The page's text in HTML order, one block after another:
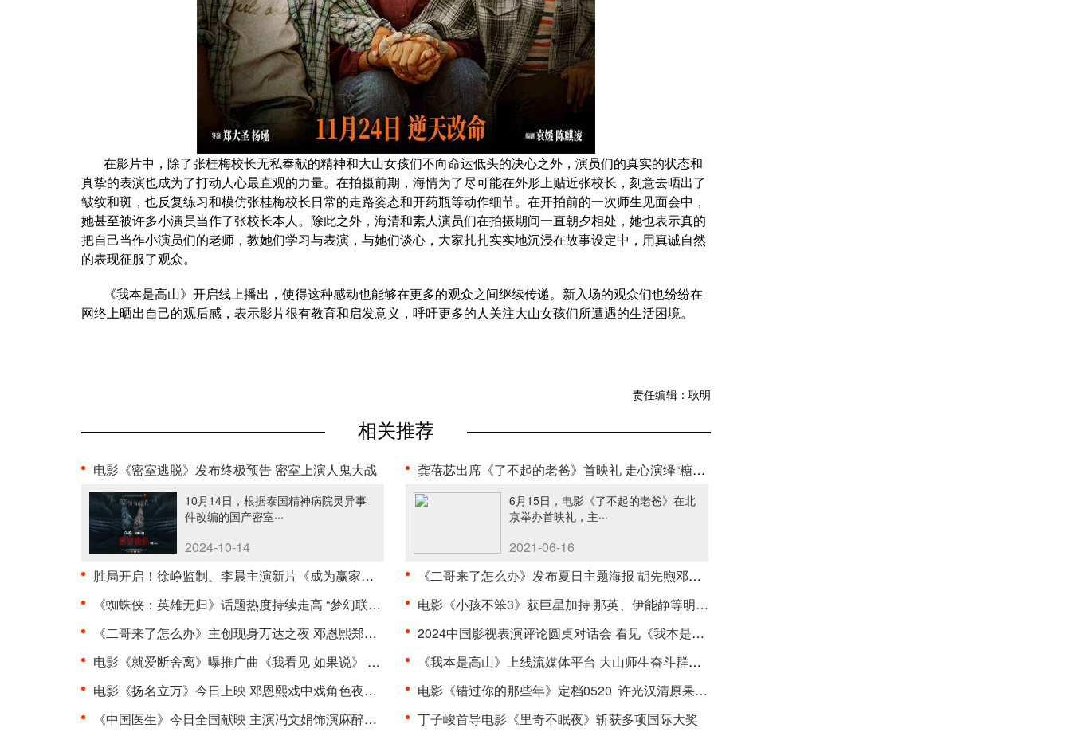
在影片中，除了张桂梅校长无私奉献的精神和大山女孩们不向命运低头的决心之外，演员们的真实的状态和
真挚的表演也成为了打动人心最直观的力量。在拍摄前期，海情为了尽可能在外形上贴近张校长，刻意去晒出了
皱纹和斑，也反复练习和模仿张桂梅校长日常的走路姿态和开药瓶等动作细节。在开拍前的一次师生见面会中，
她甚至被许多小演员当作了张校长本人。除此之外，海清和素人演员们在拍摄期间一直朝夕相处，她也表示真的
把自己当作小演员们的老师，教她们学习与表演，与她们谈心，大家扎扎实实地沉浸在故事设定中，用真诚自然
的表现征服了观众。
《我本是高山》开启线上播出，使得这种感动也能够在更多的观众之间继续传递。新入场的观众们也纷纷在
网络上晒出自己的观后感，表示影片很有教育和启发意义，呼吁更多的人关注大山女孩们所遭遇的生活困境。
责任编辑：耿明
相关推荐
电影《密室逃脱》发布终极预告 密室上演人鬼大战
10月14日，根据泰国精神病院灵异事
件改编的国产密室···
2024-10-14
胜局开启！徐峥监制、李晨主演新片《成为赢家》正式···
《蜘蛛侠：英雄无归》话题热度持续走高 “梦幻联动”···
《二哥来了怎么办》主创现身万达之夜 邓恩熙郑伟“直···
电影《就爱断舍离》曝推广曲《我看见 如果说》 与过···
电影《扬名立万》今日上映 邓恩熙戏中戏角色夜莺引期···
《中国医生》今日全国献映 主演冯文娟饰演麻醉科主任···
龚蓓苾出席《了不起的老爸》首映礼 走心演绎“糖醋麻···
6月15日，电影《了不起的老爸》在北
京举办首映礼，主···
2021-06-16
《二哥来了怎么办》发布夏日主题海报 胡先煦邓恩熙郑···
电影《小孩不笨3》获巨星加持 那英、伊能静等明星齐···
2024中国影视表演评论圆桌对话会 看见《我本是高山》···
《我本是高山》上线流媒体平台 大山师生奋斗群像获好···
电影《错过你的那些年》定档0520 许光汉清原果耶弥···
丁子峻首导电影《里奇不眠夜》斩获多项国际大奖